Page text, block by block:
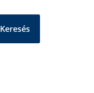
Keresés